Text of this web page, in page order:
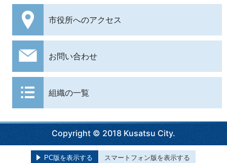
市役所へのアクセス
お問い合わせ
組織の一覧
Copyright © 2018 Kusatsu City.
PC版を表示する スマートフォン版を表示する